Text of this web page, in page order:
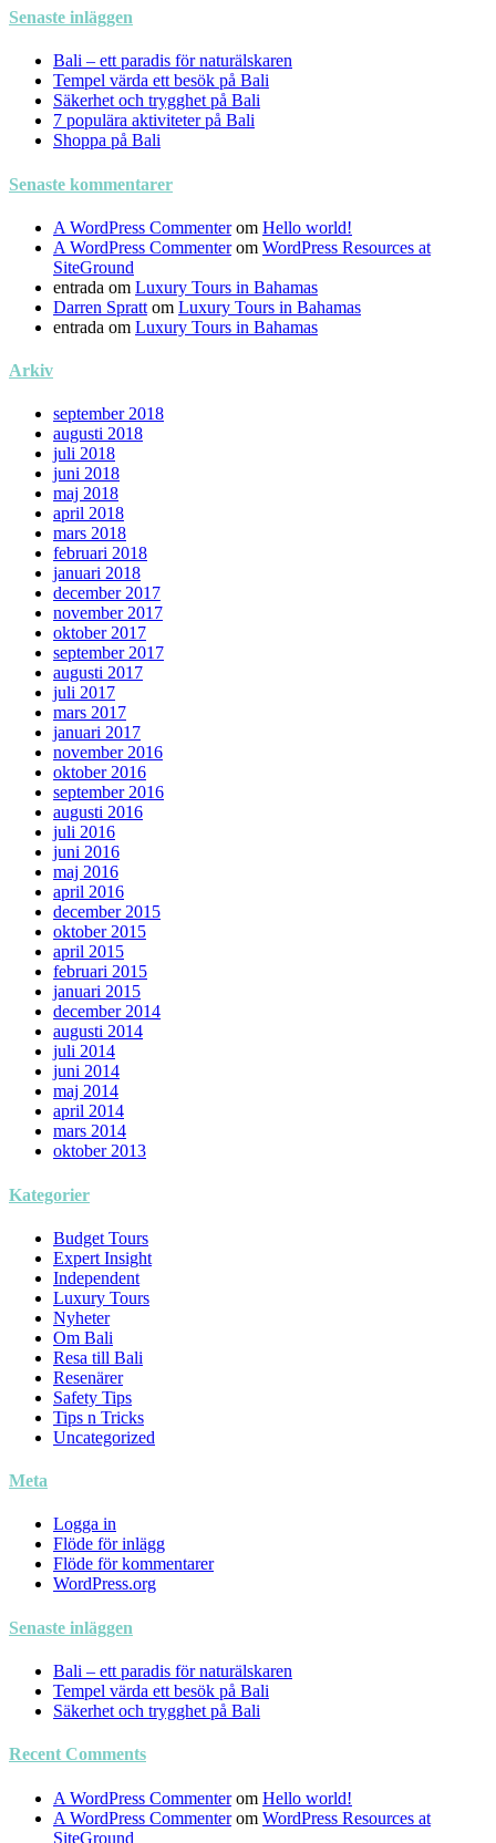
Senaste inläggen
Bali – ett paradis för naturälskaren
Tempel värda ett besök på Bali
Säkerhet och trygghet på Bali
7 populära aktiviteter på Bali
Shoppa på Bali
Senaste kommentarer
A WordPress Commenterom Hello world!
A WordPress Commenterom WordPress Resources at
SiteGround
entrada om Luxury Tours in Bahamas
Darren Spratt om Luxury Tours in Bahamas
entrada om Luxury Tours in Bahamas
Arkiv
september 2018
augusti 2018
juli 2018
juni 2018
maj 2018
april 2018
mars 2018
februari 2018
januari 2018
december 2017
november 2017
oktober 2017
september 2017
augusti 2017
juli 2017
mars 2017
januari 2017
november 2016
oktober 2016
september 2016
augusti 2016
juli 2016
juni 2016
maj 2016
april 2016
december 2015
oktober 2015
april 2015
februari 2015
januari 2015
december 2014
augusti 2014
juli 2014
juni 2014
maj 2014
april 2014
mars 2014
oktober 2013
Kategorier
Budget Tours
Expert Insight
Independent
Luxury Tours
Nyheter
Om Bali
Resa till Bali
Resenärer
Safety Tips
Tips n Tricks
Uncategorized
Meta
Logga in
Flöde för inlägg
Flöde för kommentarer
WordPress.org
Senaste inläggen
Bali – ett paradis för naturälskaren
Tempel värda ett besök på Bali
Säkerhet och trygghet på Bali
Recent Comments
A WordPress Commenterom Hello world!
A WordPress Commenterom WordPress Resources at
SiteGround